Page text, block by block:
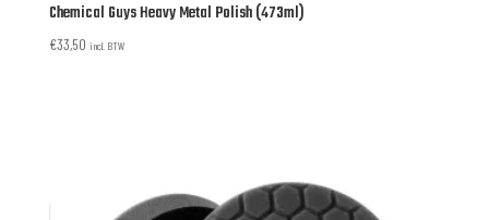
Chemical Guys Heavy Metal Polish (473ml)
€33,50 incl. BTW